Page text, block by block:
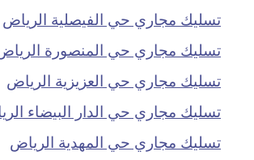
تسليك مجاري حي الفيصلية الرياض
تسليك مجاري حي المنصورة
تسليك مجاري حي العزيزية الرياض
تسليك مجاري حي الدار البيضاء
تسليك مجاري حي المهدية الرياض